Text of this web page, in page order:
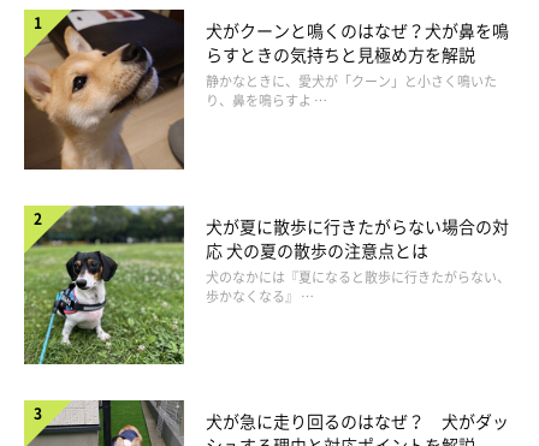
いぬのきもち投稿写真ギャラリー
体温調節機能の衰えをサポートするために飼い主さんができるこ
ととしては、真夏の環境下では室内ではエアコンを使い、室温を
26度前後、湿度は60％以下に設定し、新鮮な水を十分に与える
ことが大切です。
他にも、ハウスやケージの上に凍らせたペットボトルを置いてハ
ウス周りを冷やしたり、扇風機を置いて風を送ったり、アルミプ
犬がクーンと鳴くのはなぜ？犬が鼻を鳴
らすときの気持ちと見極め方を解説
静かなときに、愛犬が「クーン」と小さく鳴いた
り、鼻を鳴らすよ …
犬が夏に散歩に行きたがらない場合の対
応 犬の夏の散歩の注意点とは
犬のなかには『夏になると散歩に行きたがらない、
歩かなくなる』 …
犬が急に走り回るのはなぜ？ 犬がダッ